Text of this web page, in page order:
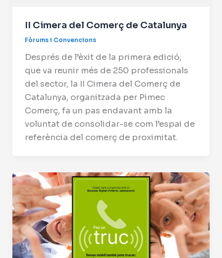
II Cimera del Comerç de Catalunya
Fòrums i Convencions
Després de l’èxit de la primera edició,
que va reunir més de 250 professionals
del sector, la II Cimera del Comerç de
Catalunya, organitzada per Pimec
Comerç, fa un pas endavant amb la
voluntat de consolidar-se com l’espai de
referència del comerç de proximitat.